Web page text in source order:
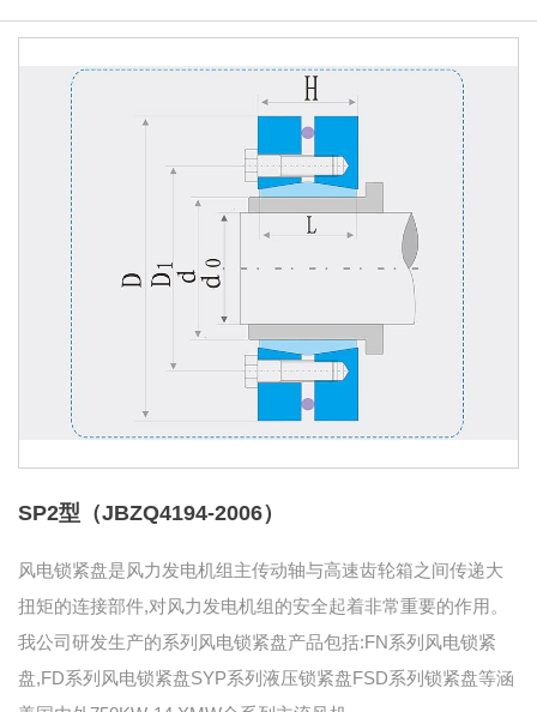
SP2型（JBZQ4194-2006）
风电锁紧盘是风力发电机组主传动轴与高速齿轮箱之间传递大
扭矩的连接部件,对风力发电机组的安全起着非常重要的作用。
我公司研发生产的系列风电锁紧盘产品包括:FN系列风电锁紧
盘,FD系列风电锁紧盘SYP系列液压锁紧盘FSD系列锁紧盘等涵